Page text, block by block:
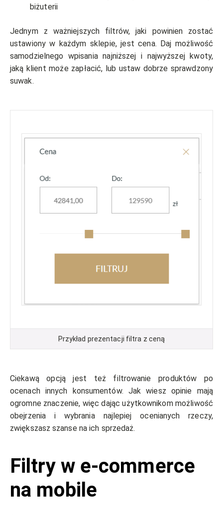
biżuterii
Jednym z ważniejszych filtrów, jaki powinien zostać
ustawiony w każdym sklepie, jest cena. Daj możliwość
samodzielnego wpisania najniższej i najwyższej kwoty,
jaką klient może zapłacić, lub ustaw dobrze sprawdzony
suwak.
Przykład prezentacji filtra z ceną
Ciekawą opcją jest też filtrowanie produktów po
ocenach innych konsumentów. Jak wiesz opinie mają
ogromne znaczenie, więc dając użytkownikom możliwość
obejrzenia i wybrania najlepiej ocenianych rzeczy,
zwiększasz szanse na ich sprzedaż.
Filtry w e-commerce
na mobile